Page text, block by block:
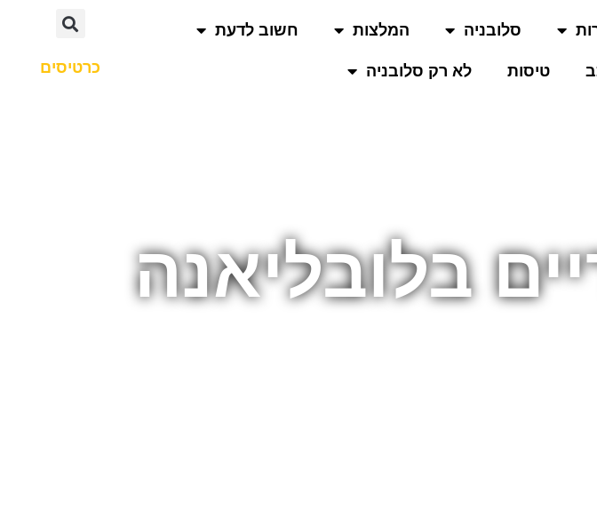
סלובניה המלצות חשוב לדעת
טיסות לא רק סלובניה כרטיסים
בלובליאנה